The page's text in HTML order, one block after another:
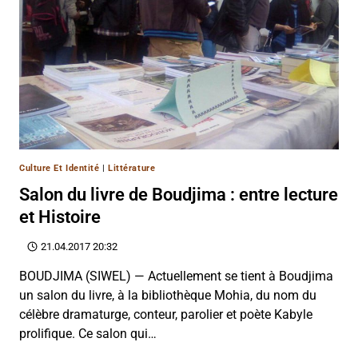
Culture Et Identité |Littérature
Salon du livre de Boudjima : entre lecture
et Histoire
21.04.2017 20:32
BOUDJIMA (SIWEL) — Actuellement se tient à Boudjima
un salon du livre, à la bibliothèque Mohia, du nom du
célèbre dramaturge, conteur, parolier et poète Kabyle
prolifique. Ce salon qui…